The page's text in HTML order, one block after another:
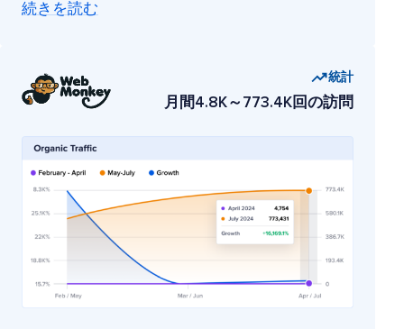
続きを読む
統計
月間4.8K～773.4K回の訪問